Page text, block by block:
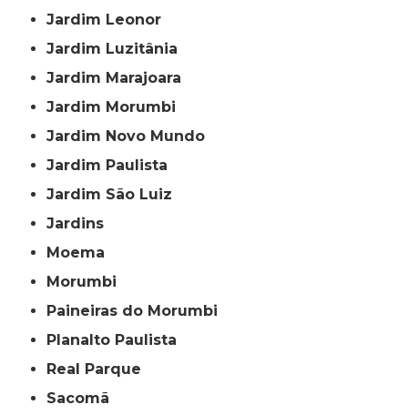
Jardim Leonor
Jardim Luzitânia
Jardim Marajoara
Jardim Morumbi
Jardim Novo Mundo
Jardim Paulista
Jardim São Luiz
Jardins
Moema
Morumbi
Paineiras do Morumbi
Planalto Paulista
Real Parque
Sacomã